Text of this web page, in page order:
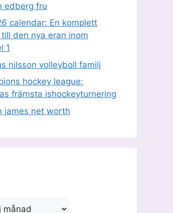
edberg fru
calendar: En komplett
den nya eran inom
1
nilsson volleyboll familj
hockey league:
främsta ishockeyturnering
james net worth